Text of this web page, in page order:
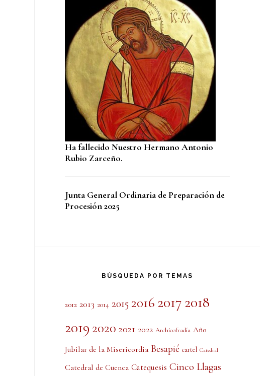
Ha fallecido Nuestro Hermano Antonio
Rubio Zarceño.
Junta General Ordinaria de Preparación de
Procesión 2025
BÚSQUEDA POR TEMAS
2012 2013 2014 20152016 2017 2018
2019 2020 2021 2022 Archicofradía Año
Jubilar de la Misericordia Besapié cartel Catedral
Catedral de Cuenca Catequesis Cinco Llagas